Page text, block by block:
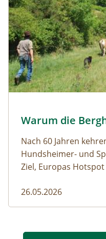
Naturmagazin:
Warum die
Nach 60 Jahren
Hundsheimer- und
Ziel, Europas
26.05.2026